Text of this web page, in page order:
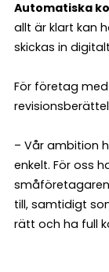
Automatiska
allt är klart kan
skickas in
För företag
– Vår ambition
enkelt. För oss
till, samtidigt
rätt och ha full